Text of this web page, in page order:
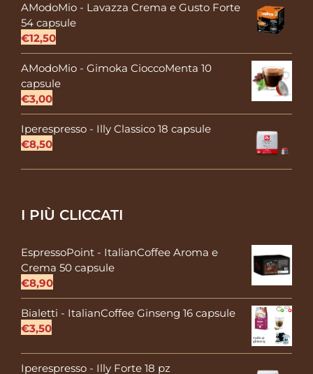
AModoMio - Lavazza Crema e Gusto Forte
54 capsule
€12,50
AModoMio - Gimoka CioccoMenta 10
capsule
€3,00
Iperespresso - Illy Classico 18 capsule
€8,50
I PIÙ CLICCATI
EspressoPoint - ItalianCoffee Aroma e
Crema 50 capsule
€8,90
Bialetti - ItalianCoffee Ginseng 16 capsule
€3,50
Iperespresso - Illy Forte 18 pz